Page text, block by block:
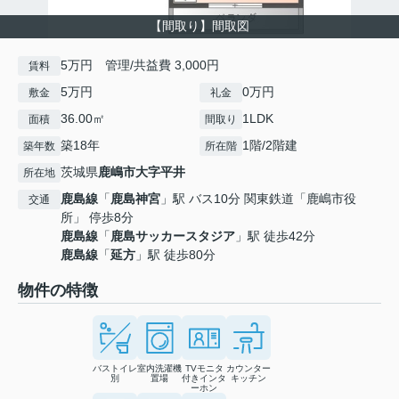
【間取り】間取図
賃料 5万円 管理/共益費 3,000円
敷金 5万円 礼金 0万円
面積 36.00㎡ 間取り 1LDK
築年数 築18年 所在階 1階/2階建
所在地 茨城県鹿嶋市大字平井
交通 鹿島線 「鹿島神宮 」駅 バス10分 関東鉄道「鹿嶋市役
所」 停歩8分
鹿島線 「鹿島サッカースタジア 」駅 徒歩42分
鹿島線 「延方 」駅 徒歩80分
物件の特徴
バストイレ
別
室内洗濯機
置場
TVモニタ
付きインタ
ーホン
カウンター
キッチン